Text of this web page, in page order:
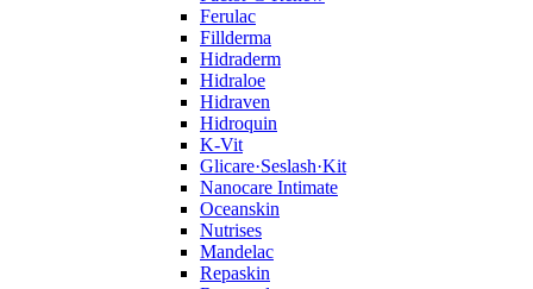
Ferulac
Fillderma
Hidraderm
Hidraloe
Hidraven
Hidroquin
K-Vit
Glicare·Seslash·Kit
Nanocare Intimate
Oceanskin
Nutrises
Mandelac
Repaskin